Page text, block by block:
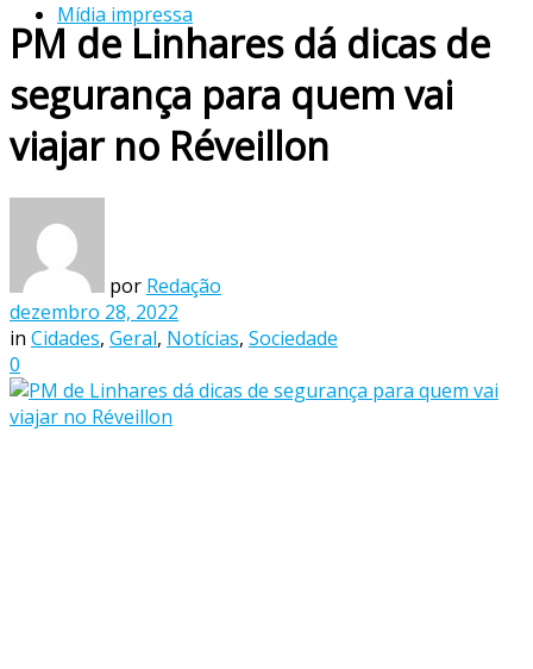
Mídia impressa
PM de Linhares dá dicas de
segurança para quem vai
viajar no Réveillon
por Redação
dezembro 28, 2022
in Cidades, Geral, Notícias, Sociedade
0